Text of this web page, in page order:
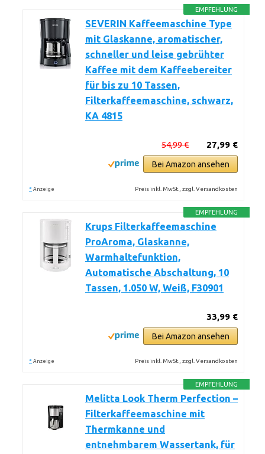
EMPFEHLUNG
SEVERIN Kaffeemaschine Type
mit Glaskanne, aromatischer,
schneller und leise gebrühter
Kaffee mit dem Kaffeebereiter
für bis zu 10 Tassen,
Filterkaffeemaschine, schwarz,
KA 4815
27,99 €
54,99 €
Bei Amazon ansehen
* Anzeige Preis inkl. MwSt., zzgl. Versandkosten
EMPFEHLUNG
Krups Filterkaffeemaschine
ProAroma, Glaskanne,
Warmhaltefunktion,
Automatische Abschaltung, 10
Tassen, 1.050 W, Weiß, F30901
33,99 €
Bei Amazon ansehen
* Anzeige Preis inkl. MwSt., zzgl. Versandkosten
EMPFEHLUNG
Melitta Look Therm Perfection –
Filterkaffeemaschine mit
Thermkanne und
entnehmbarem Wassertank, für